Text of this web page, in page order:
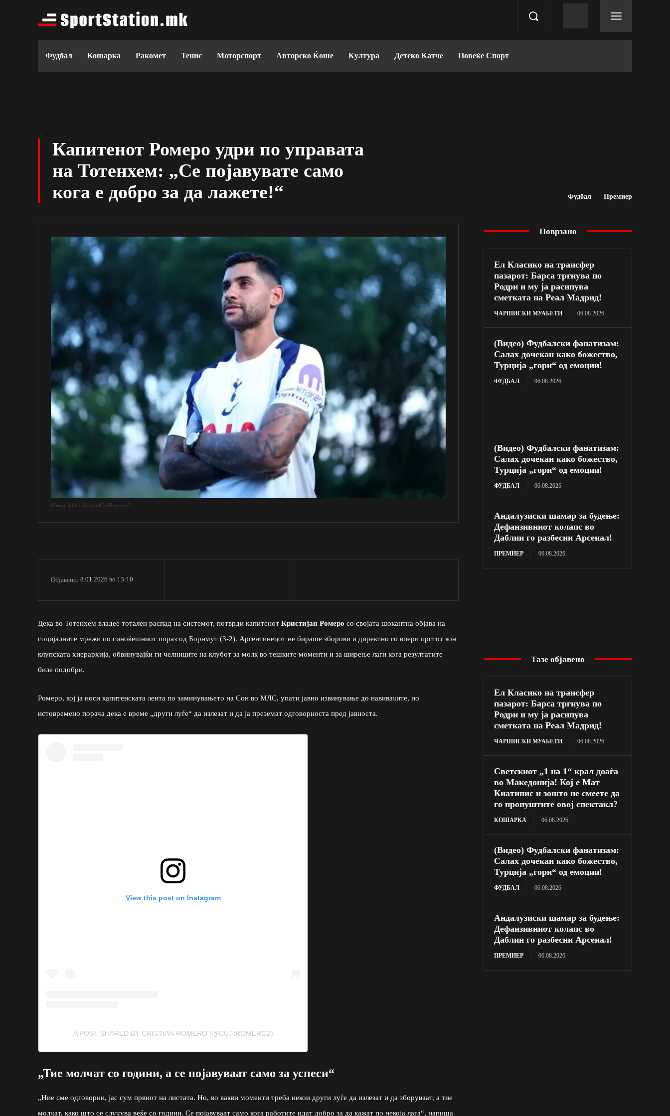
Фудбал Кошарка Ракомет Тенис Моторспорт Авторско Ќоше Култура Детско Катче Повеќе Спорт
Капитенот Ромеро удри по управата
на Тотенхем: „Се појавувате само
кога е добро за да лажете!“
Фудбал Премиер
Извор: https://x.com/CutiRomero2
Објавено: 8.01.2026 во 13:10
Дека во Тотенхем владее тотален распад на системот, потврди капитенот Кристијан Ромеро со својата шокантна објава на
социјалните мрежи по синоќешниот пораз од Борнмут (3-2). Аргентинецот не бираше зборови и директно го впери прстот кон
клупската хиерархија, обвинувајќи ги челниците на клубот за молк во тешките моменти и за ширење лаги кога резултатите
биле подобри.
Ромеро, кој ја носи капитенската лента по заминувањето на Сон во МЛС, упати јавно извинување до навивачите, но
истовремено порача дека е време „други луѓе“ да излезат и да ја преземат одговорноста пред јавноста.
View this post on Instagram
A POST SHARED BY CRISTIAN ROMERO (@CUTIROMERO2)
„Тие молчат со години, а се појавуваат само за успеси“
„Ние сме одговорни, јас сум првиот на листата. Но, во вакви моменти треба некои други луѓе да излезат и да зборуваат, а тие
молчат, како што се случува веќе со години. Се појавуваат само кога работите идат добро за да кажат по некоја лага“, напиша
Поврзано
Ел Класико на трансфер
пазарот: Барса тргнува по
Родри и му ја расипува
сметката на Реал Мадрид!
ЧАРШИСКИ МУАБЕТИ 06.08.2026
(Видео) Фудбалски фанатизам:
Салах дочекан како божество,
Турција „гори“ од емоции!
ФУДБАЛ 06.08.2026
(Видео) Фудбалски фанатизам:
Салах дочекан како божество,
Турција „гори“ од емоции!
ФУДБАЛ 06.08.2026
Андалузиски шамар за будење:
Дефанзивниот колапс во
Даблин го разбесни Арсенал!
ПРЕМИЕР 06.08.2026
Тазе објавено
Ел Класико на трансфер
пазарот: Барса тргнува по
Родри и му ја расипува
сметката на Реал Мадрид!
ЧАРШИСКИ МУАБЕТИ 06.08.2026
Светскиот „1 на 1“ крал доаѓа
во Македонија! Кој е Мат
Киатипис и зошто не смеете да
го пропуштите овој спектакл?
КОШАРКА 06.08.2026
(Видео) Фудбалски фанатизам:
Салах дочекан како божество,
Турција „гори“ од емоции!
ФУДБАЛ 06.08.2026
Андалузиски шамар за будење:
Дефанзивниот колапс во
Даблин го разбесни Арсенал!
ПРЕМИЕР 06.08.2026